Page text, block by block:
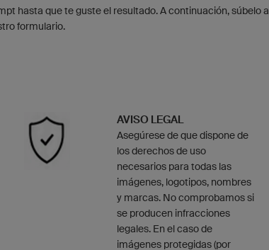
hasta que te guste el resultado. A continuación, súbelo a
formulario.
AVISO LEGAL
Asegúrese de que dispone de
los derechos de uso
necesarios para todas las
imágenes, logotipos, nombres
y marcas. No comprobamos si
se producen infracciones
legales. En el caso de
imágenes protegidas (por